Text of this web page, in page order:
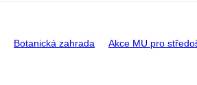
Botanická zahrada Akce MU pro